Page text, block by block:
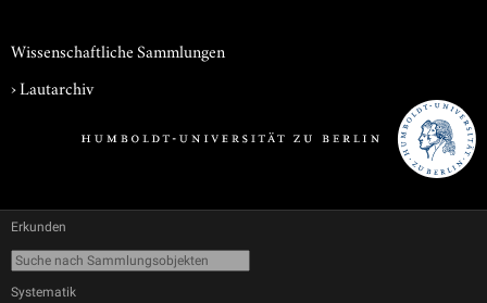
Wissenschaftliche Sammlungen
›Lautarchiv
Erkunden
Systematik